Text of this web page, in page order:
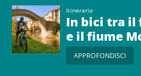
Itinerario
In bici tra il
e il fiume
APPROFONDISCI